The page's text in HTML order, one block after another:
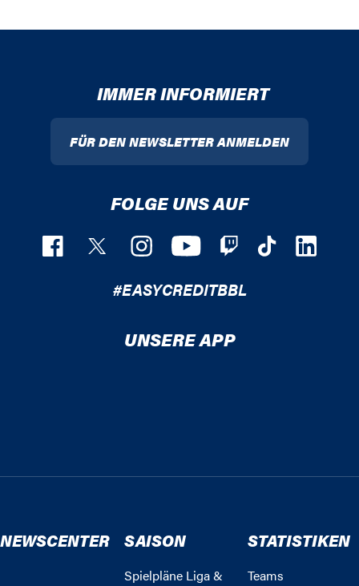
IMMER INFORMIERT
FÜR DEN NEWSLETTER ANMELDEN
FOLGE UNS AUF
#EASYCREDITBBL
UNSERE APP
NEWSCENTER SAISON
Spielpläne Liga &
STATISTIKEN
Teams